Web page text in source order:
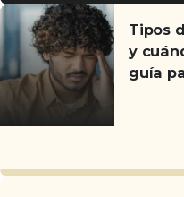
Artículos
relacionados
Tipos
y
guía